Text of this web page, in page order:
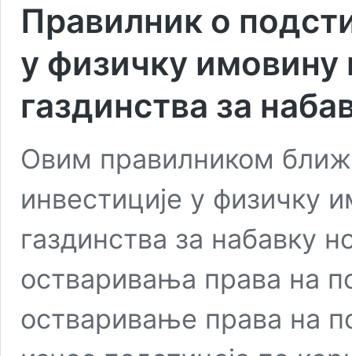
Правилник о
у физичку
газдинства за
Овим правилником
инвестиције у физичку
газдинства за набавку
oствaривaњa прaвa нa
остваривање права на